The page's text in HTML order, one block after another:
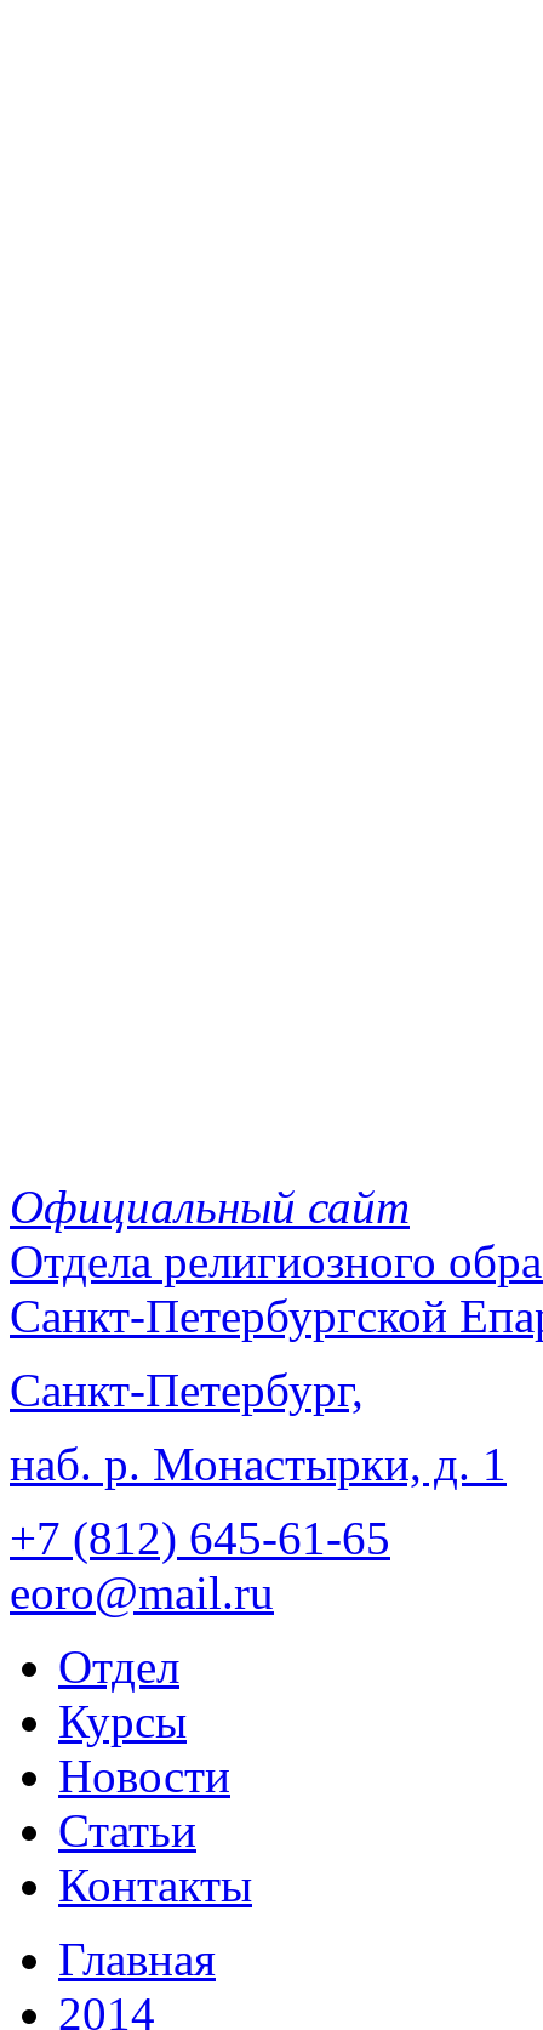
Официальный сайт
Отдела религиозного
Санкт-Петербургской
Санкт-Петербург,
наб. р. Монастырки, д. 1
+7 (812) 645-61-65
eoro@mail.ru
Отдел
Курсы
Новости
Статьи
Контакты
Главная
2014